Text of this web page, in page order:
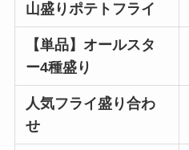
山盛りポテトフライ
【単品】オールスタ
ー4種盛り
人気フライ盛り合わ
せ